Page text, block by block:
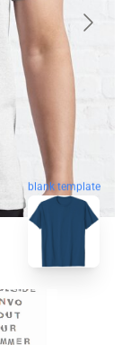
blank template